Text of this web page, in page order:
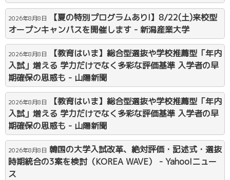
2026年8月8日
【夏の特別プログラムあり!】8/22(土)来校型
オープンキャンパスを開催します - 新潟産業大学
2026年8月8日
【教育はいま】総合型選抜や学校推薦型「年内
入試」増える 学力だけでなく多彩な評価基準 入学者の早
期確保の思惑も - 山陽新聞
2026年8月8日
【教育はいま】総合型選抜や学校推薦型「年内
入試」増える 学力だけでなく多彩な評価基準 入学者の早
期確保の思惑も - 山陽新聞
2026年8月8日 韓国の大学入試改革、絶対評価・記述式・選抜
時期統合の3案を検討（KOREA WAVE） - Yahoo!ニュー
ス